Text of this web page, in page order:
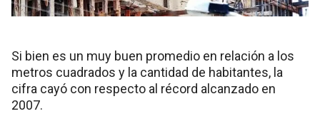
Si bien es un muy buen promedio en relación a los
metros cuadrados y la cantidad de habitantes, la
cifra cayó con respecto al récord alcanzado en
2007.